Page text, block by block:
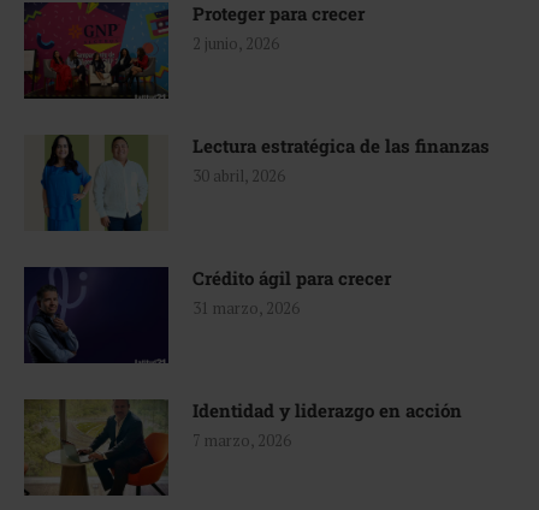
Proteger para crecer
2 junio, 2026
Lectura estratégica de las finanzas
30 abril, 2026
Crédito ágil para crecer
31 marzo, 2026
Identidad y liderazgo en acción
7 marzo, 2026